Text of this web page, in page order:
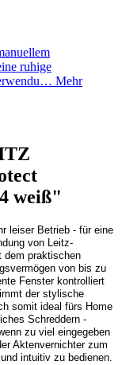
ruhige
Mehr
weiß"
leiser Betrieb - für eine
von Leitz-
dem praktischen
von bis zu
Fenster kontrolliert
der stylische
somit ideal fürs Home
Schreddern -
zu viel eingegeben
Aktenvernichter zum
intuitiv zu bedienen.